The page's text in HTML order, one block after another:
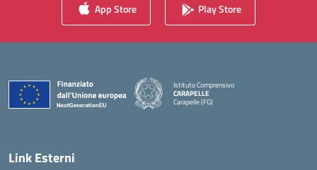
App Store Play Store
Istituto Comprensivo
CARAPELLE
Carapelle (FG)
— Visita la pagina iniziale della scuola
Link Esterni